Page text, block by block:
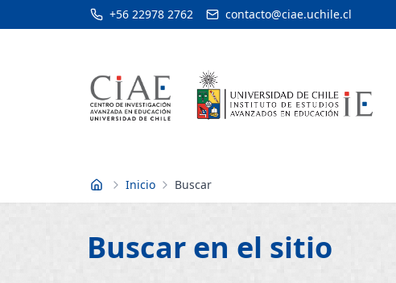
+56 22978 2762 contacto@ciae.uchile.cl
Inicio Inicio Buscar
Buscar en el sitio